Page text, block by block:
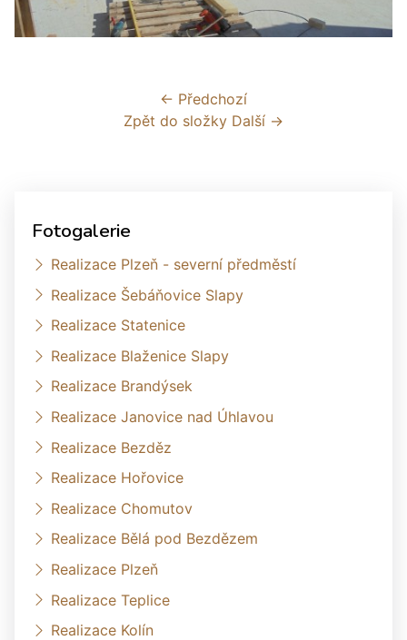
← Předchozí
Zpět do složky Další →
Fotogalerie
Realizace Plzeň - severní předměstí
Realizace Šebáňovice Slapy
Realizace Statenice
Realizace Blaženice Slapy
Realizace Brandýsek
Realizace Janovice nad Úhlavou
Realizace Bezděz
Realizace Hořovice
Realizace Chomutov
Realizace Bělá pod Bezdězem
Realizace Plzeň
Realizace Teplice
Realizace Kolín